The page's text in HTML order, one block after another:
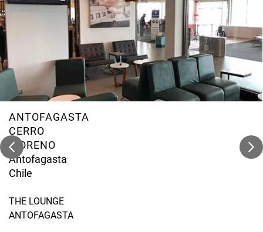
ANTOFAGASTA
CERRO
MORENO
Antofagasta
Chile
THE LOUNGE
ANTOFAGASTA